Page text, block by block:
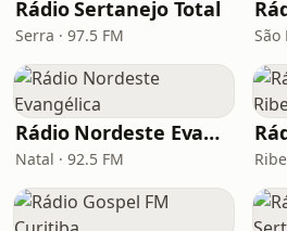
Rádio Sertanejo Total
Serra · 97.5 FM São
Rádio Nordeste Evangélica
Natal · 92.5 FM